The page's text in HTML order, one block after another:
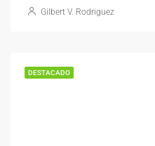
Gilbert V. Rodriguez
DESTACADO